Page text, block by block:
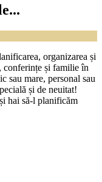
organizarea și
conferințe și familie în
sau mare, personal sau
și de neuitat!
hai să-l planificăm